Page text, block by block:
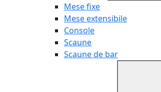
Mese fixe
Mese extensibile
Console
Scaune
Scaune de bar